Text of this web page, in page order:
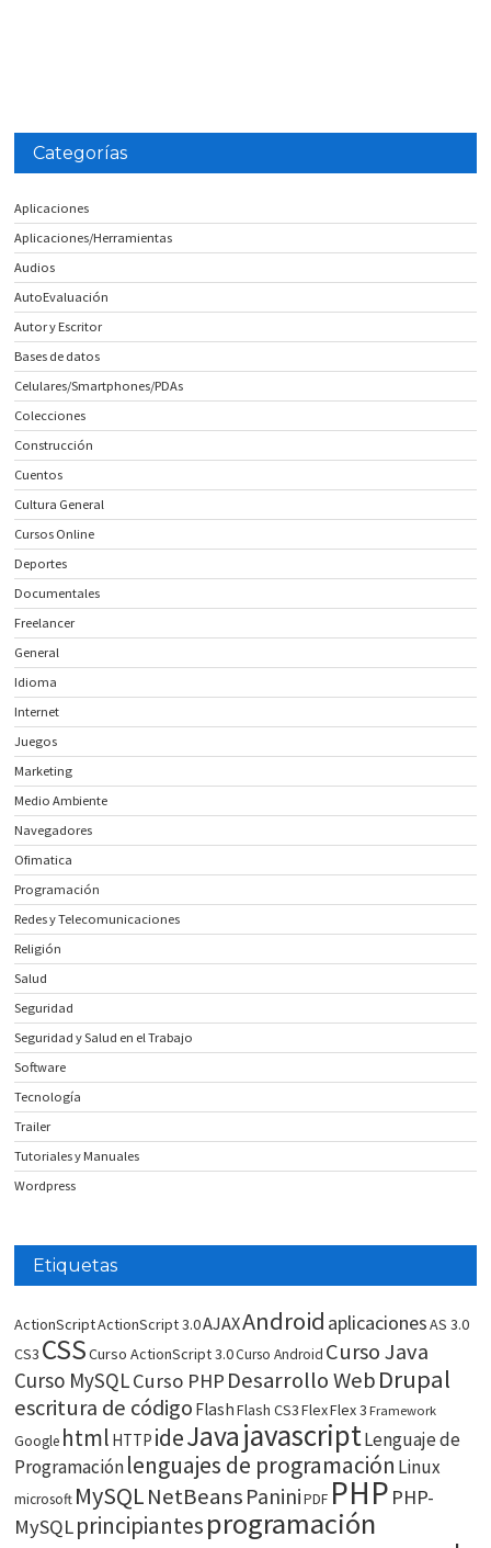
Categorías
Aplicaciones
Aplicaciones/Herramientas
Audios
AutoEvaluación
Autor y Escritor
Bases de datos
Celulares/Smartphones/PDAs
Colecciones
Construcción
Cuentos
Cultura General
Cursos Online
Deportes
Documentales
Freelancer
General
Idioma
Internet
Juegos
Marketing
Medio Ambiente
Navegadores
Ofimatica
Programación
Redes y Telecomunicaciones
Religión
Salud
Seguridad
Seguridad y Salud en el Trabajo
Software
Tecnología
Trailer
Tutoriales y Manuales
Wordpress
Etiquetas
ActionScriptActionScript 3.0AJAXAndroid aplicacionesAS 3.0
CS3 CSSCurso ActionScript 3.0Curso Android Curso Java
Curso MySQLCurso PHP Desarrollo WebDrupal
escritura de código FlashFlash CS3FlexFlex 3 Framework
Google html HTTP ideJavajavascriptLenguaje de
Programaciónlenguajes de programación Linux
microsoft MySQLNetBeans Panini PDF PHP PHP-
MySQLprincipiantesprogramación